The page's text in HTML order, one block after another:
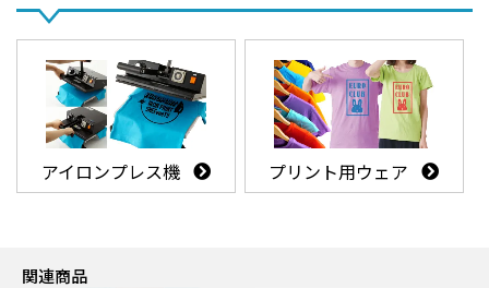
アイロンプレス機 プリント用ウェア
関連商品